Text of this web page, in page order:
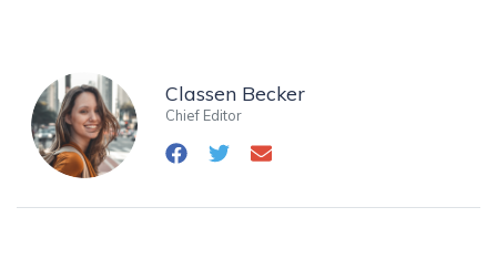
Classen Becker
Chief Editor